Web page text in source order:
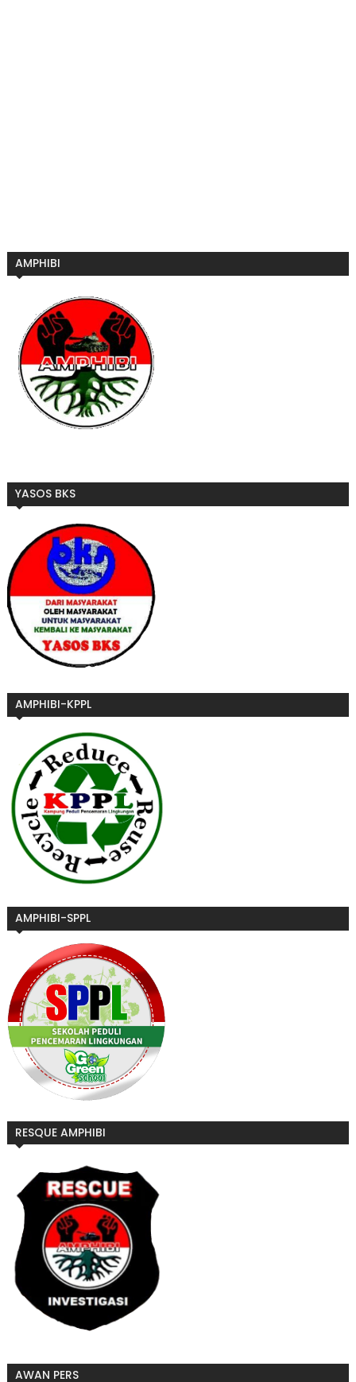
AMPHIBI
YASOS BKS
AMPHIBI-KPPL
AMPHIBI-SPPL
RESQUE AMPHIBI
AWAN PERS